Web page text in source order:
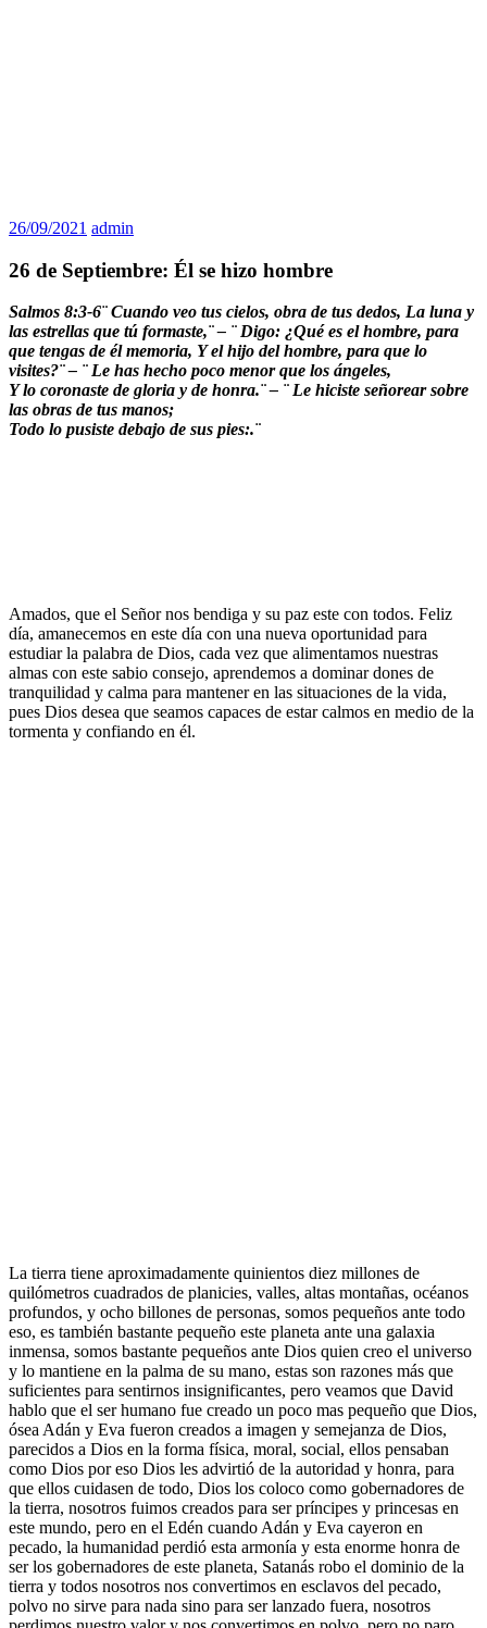
26/09/2021 admin
26 de Septiembre: Él se hizo hombre
Salmos 8:3-6¨ Cuando veo tus cielos, obra de tus dedos, La luna y
las estrellas que tú formaste,¨ – ¨ Digo: ¿Qué es el hombre, para
que tengas de él memoria, Y el hijo del hombre, para que lo
visites?¨ – ¨ Le has hecho poco menor que los ángeles,
Y lo coronaste de gloria y de honra.¨ – ¨ Le hiciste señorear sobre
las obras de tus manos;
Todo lo pusiste debajo de sus pies:.¨
Amados, que el Señor nos bendiga y su paz este con todos. Feliz
día, amanecemos en este día con una nueva oportunidad para
estudiar la palabra de Dios, cada vez que alimentamos nuestras
almas con este sabio consejo, aprendemos a dominar dones de
tranquilidad y calma para mantener en las situaciones de la vida,
pues Dios desea que seamos capaces de estar calmos en medio de la
tormenta y confiando en él.
La tierra tiene aproximadamente quinientos diez millones de
quilómetros cuadrados de planicies, valles, altas montañas, océanos
profundos, y ocho billones de personas, somos pequeños ante todo
eso, es también bastante pequeño este planeta ante una galaxia
inmensa, somos bastante pequeños ante Dios quien creo el universo
y lo mantiene en la palma de su mano, estas son razones más que
suficientes para sentirnos insignificantes, pero veamos que David
hablo que el ser humano fue creado un poco mas pequeño que Dios,
ósea Adán y Eva fueron creados a imagen y semejanza de Dios,
parecidos a Dios en la forma física, moral, social, ellos pensaban
como Dios por eso Dios les advirtió de la autoridad y honra, para
que ellos cuidasen de todo, Dios los coloco como gobernadores de
la tierra, nosotros fuimos creados para ser príncipes y princesas en
este mundo, pero en el Edén cuando Adán y Eva cayeron en
pecado, la humanidad perdió esta armonía y esta enorme honra de
ser los gobernadores de este planeta, Satanás robo el dominio de la
tierra y todos nosotros nos convertimos en esclavos del pecado,
polvo no sirve para nada sino para ser lanzado fuera, nosotros